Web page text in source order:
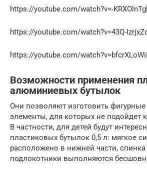
https://youtube.com/watch?v=-
https://youtube.com/watch?v=43Q-
https://youtube.com/
Возможности применения
алюминиевых бутылок
Они позволяют изготовить
элементы, для которых не подойдет
В частности, для детей будут
пластиковых бутылок 0,5 л: мягкое
расположено в нижней части,
подлокотники выполняются